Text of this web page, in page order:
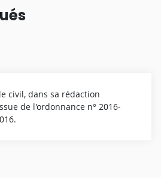
civil, dans sa rédaction
de l'ordonnance n° 2016-